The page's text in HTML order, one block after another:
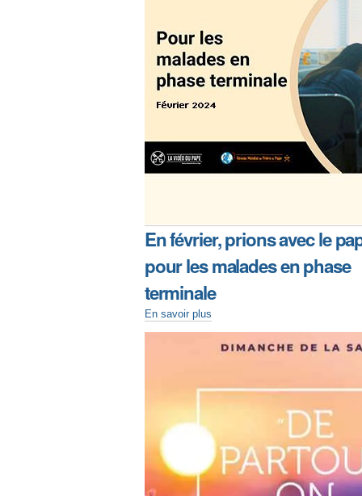
En février, prions avec le
pour les malades en phase
terminale
En savoir plus